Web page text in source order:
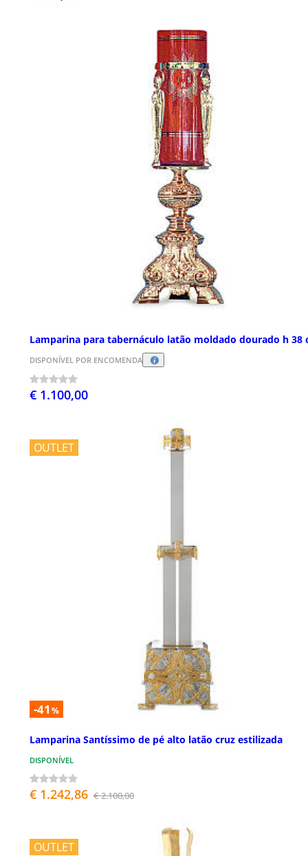
Lamparina para tabernáculo latão moldado dourado h 38
DISPONÍVEL POR ENCOMENDA
€ 1.100,00
OUTLET
-41 %
Lamparina Santíssimo de pé alto latão cruz estilizada
DISPONÍVEL
€ 1.242,86 € 2.100,00
OUTLET